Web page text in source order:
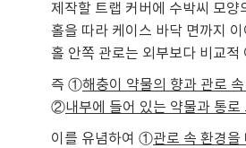
제작할 트랩 커버에 수박씨 모
홀을 따라 케이스 바닥 면까지
홀 안쪽 관로는 외부보다 비교
즉 ①해충이 약물의 향과 관로
②내부에 들어 있는 약물과 통로
이를 유념하여 ①관로 속 환경을